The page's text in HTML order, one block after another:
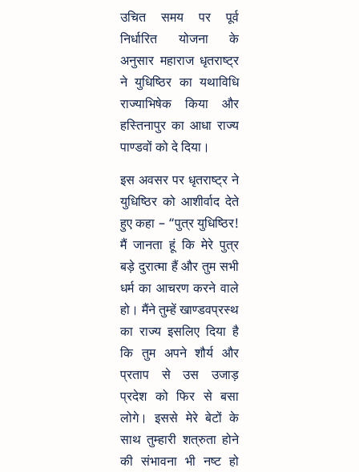
उचित समय पर पूर्व
निर्धारित योजना के
अनुसार महाराज धृतराष्ट्र
ने युधिष्ठिर का यथाविधि
राज्याभिषेक किया और
हस्तिनापुर का आधा राज्य
पाण्डवों को दे दिया।
इस अवसर पर धृतराष्ट्र ने
युधिष्ठिर को आशीर्वाद देते
हुए कहा – “पुत्र युधिष्ठिर!
मैं जानता हूं कि मेरे पुत्र
बड़े दुरात्मा हैं और तुम सभी
धर्म का आचरण करने वाले
हो। मैंने तुम्हें खाण्डवप्रस्थ
का राज्य इसलिए दिया है
कि तुम अपने शौर्य और
प्रताप से उस उजाड़
प्रदेश को फिर से बसा
लोगे। इससे मेरे बेटों के
साथ तुम्हारी शत्रुता होने
की संभावना भी नष्ट हो